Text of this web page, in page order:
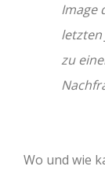
Image
letzten
zu
Wo und wie